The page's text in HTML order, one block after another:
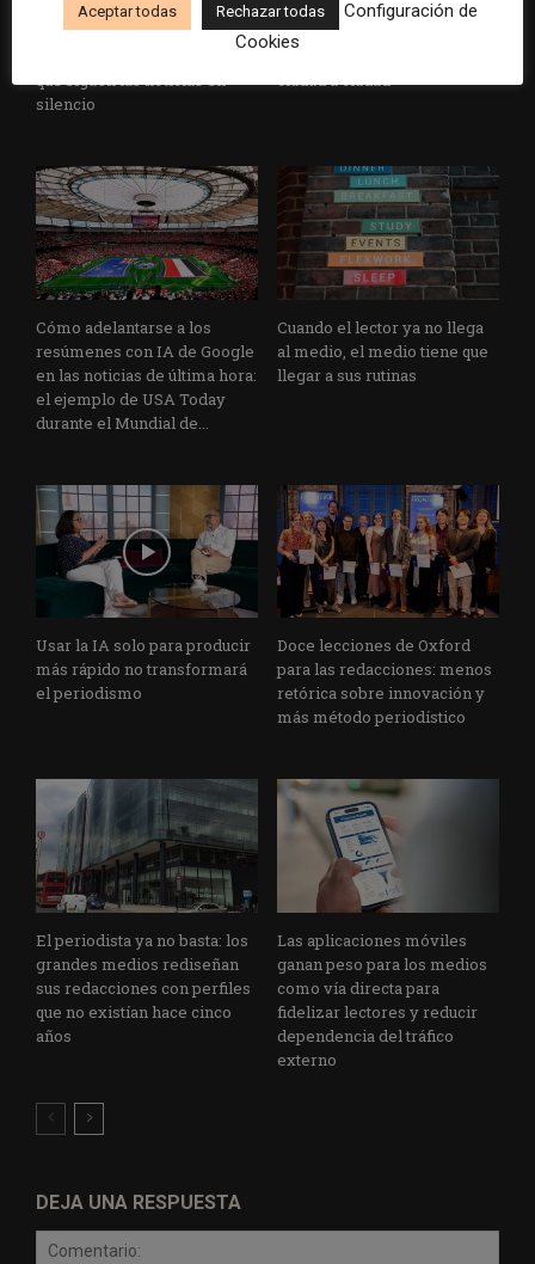
Los medios tienen audiencia,
pero no siempre comunidad:
que siguen las noticias en
silencio
El buzón como nueva
portada: la estrategia de los
ciudad a ciudad
Cómo adelantarse a los
resúmenes con IA de Google
en las noticias de última hora:
el ejemplo de USA Today
durante el Mundial de...
Cuando el lector ya no llega
al medio, el medio tiene que
llegar a sus rutinas
Usar la IA solo para producir
más rápido no transformará
el periodismo
Doce lecciones de Oxford
para las redacciones: menos
retórica sobre innovación y
más método periodístico
El periodista ya no basta: los
grandes medios rediseñan
sus redacciones con perfiles
que no existían hace cinco
años
Las aplicaciones móviles
ganan peso para los medios
como vía directa para
fidelizar lectores y reducir
dependencia del tráfico
externo
DEJA UNA RESPUESTA
Aceptar todas Rechazar todas
Configuración de
Cookies